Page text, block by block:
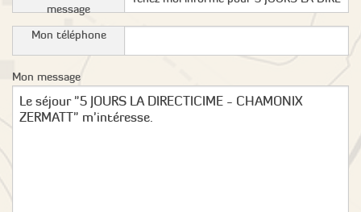
message
Mon téléphone
Mon message